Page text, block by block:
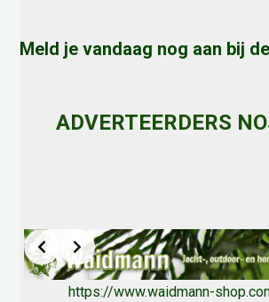
Meld je vandaag nog aan bij
ADVERTEERDERS
https://www.waidmann-